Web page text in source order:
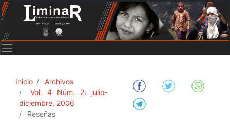
Inicio
Archivos
Vol. 4 Núm. 2: julio-
diciembre, 2006
Reseñas